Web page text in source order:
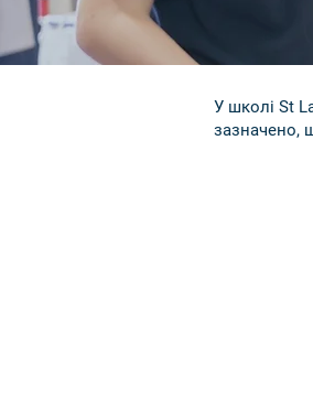
У школі St
зазначено,